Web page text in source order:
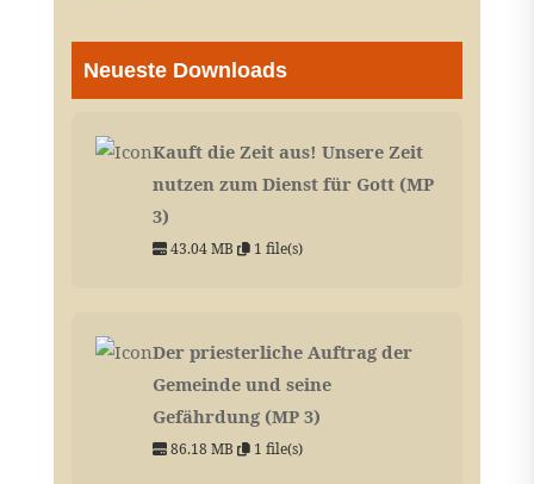
Neueste Downloads
Kauft die Zeit aus! Unsere Zeit
nutzen zum Dienst für Gott (MP
3)
43.04 MB 1 file(s)
Der priesterliche Auftrag der
Gemeinde und seine
Gefährdung (MP 3)
86.18 MB 1 file(s)